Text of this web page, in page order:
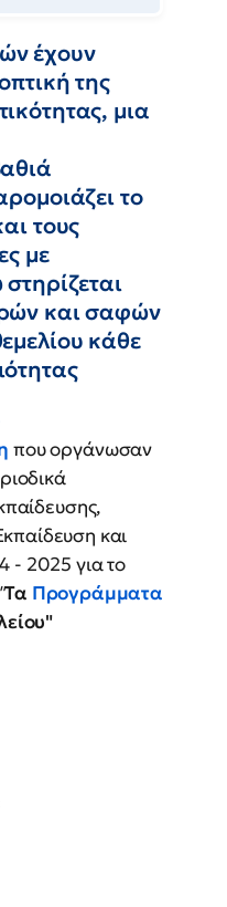
έχουν
της
μια
το
τους
με
και σαφών
κάθε
που οργάνωσαν
και
4 - 2025 για το
Τα Προγράμματα